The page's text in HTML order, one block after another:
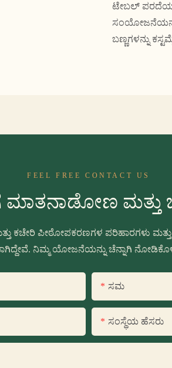
ಟೇಬಲ್ ಪರದೆಯು
ಸಂಯೋಜನೆಯನ್ನು
ಬಣ್ಣಗಳನ್ನು
FEEL FREE CONTACT US
ಮಾತನಾಡೋಣ
ಕಚೇರಿ ಪೀಠೋಪಕರಣಗಳ ಪರಿಹಾರಗಳು
ನಿಮ್ಮ ಯೋಜನೆಯನ್ನು ಚೆನ್ನಾಗಿ
ಸಮ
ಸಂಸ್ಥೆಯ ಹೆಸರು